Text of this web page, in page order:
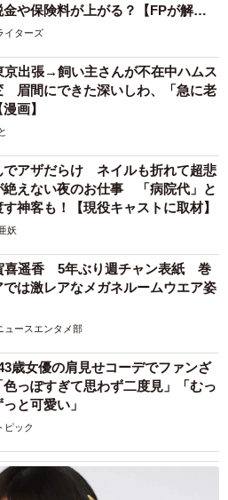
金や保険料が上がる？【FPが解
イターズ
京出張→飼い主さんが不在中ハムス
眉間にできた深いしわ、「急に老
画】
でアザだらけ ネイルも折れて超悲
えない夜のお仕事 「病院代」と
神客も！【現役キャストに取材】
妖
喜遥香 5年ぶり週チャン表紙 巻
は激レアなメガネルームウエア姿
ュースエンタメ部
歳女優の肩見せコーデでファンざ
っぽすぎて思わず二度見」「むっ
と可愛い」
ピック